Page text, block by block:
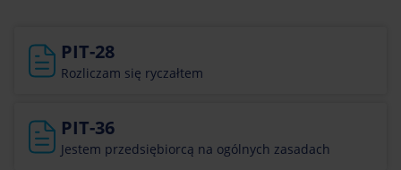
PIT-28
Rozliczam się ryczałtem
PIT-36
Jestem przedsiębiorcą na ogólnych zasadach